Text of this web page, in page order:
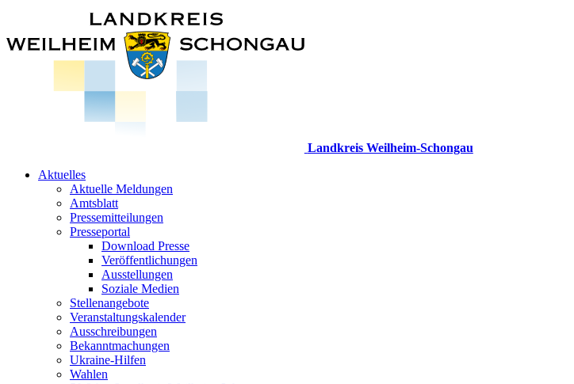
Landkreis Weilheim-Schongau
Aktuelles
Aktuelle Meldungen
Amtsblatt
Pressemitteilungen
Presseportal
Download Presse
Veröffentlichungen
Ausstellungen
Soziale Medien
Stellenangebote
Veranstaltungskalender
Ausschreibungen
Bekanntmachungen
Ukraine-Hilfen
Wahlen